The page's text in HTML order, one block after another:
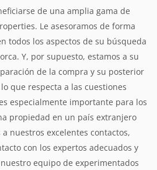
de una amplia gama de
Le asesoramos de forma
todos los aspectos de su búsqueda
Y, por supuesto, estamos a su
de la compra y su posterior
que respecta a las cuestiones
especialmente importante para los
propiedad en un país extranjero
nuestros excelentes contactos,
con los expertos adecuados y
equipo de experimentados